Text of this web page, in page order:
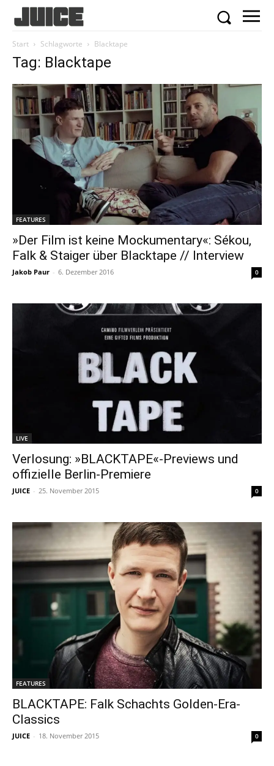
Start Schlagworte Blacktape
Tag: Blacktape
FEATURES
»Der Film ist keine Mockumentary«: Sékou,
Falk & Staiger über Blacktape // Interview
Jakob Paur - 6. Dezember 2016 0
LIVE
Verlosung: »BLACKTAPE«-Previews und
offizielle Berlin-Premiere
JUICE - 25. November 2015 0
FEATURES
BLACKTAPE: Falk Schachts Golden-Era-
Classics
JUICE - 18. November 2015 0